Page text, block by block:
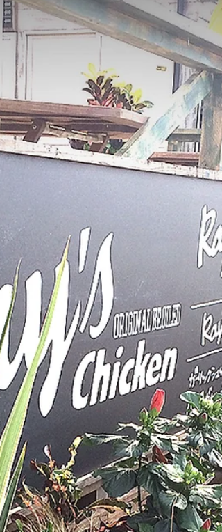
7月はナチュラルスタイルのさわやかに香るハ
ンギングバスケットを作ります！